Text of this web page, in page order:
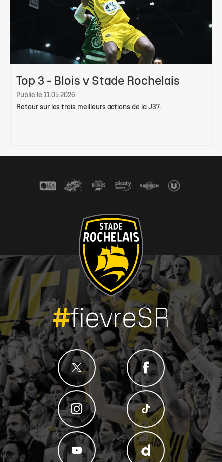
Top 3 - Blois v Stade Rochelais
Publié le 11.05.2026
Retour sur les trois meilleurs actions de la J37.
#fievreSR